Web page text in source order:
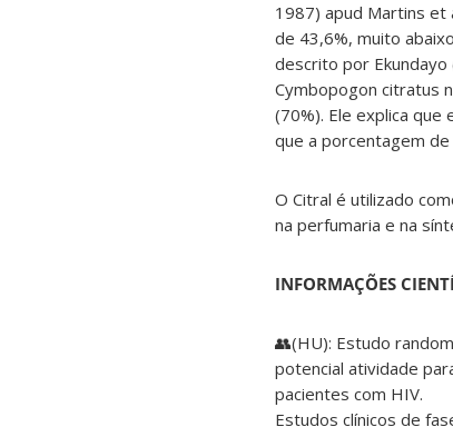
1987) apud Martins et
de 43,6%, muito
descrito por
Cymbopogon citratus
(70%). Ele explica
que a porcentagem
O Citral é utilizado
na perfumaria e na
INFORMAÇÕES
👥(HU): Estudo
potencial atividade
pacientes com HIV.
Estudos clínicos de